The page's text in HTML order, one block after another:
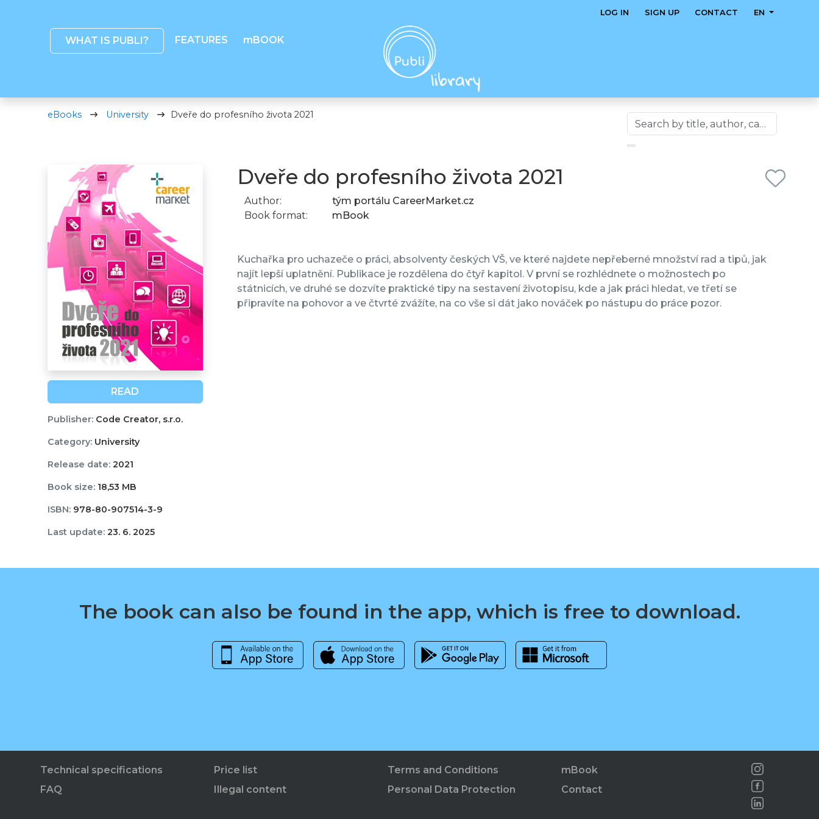
WHAT IS PUBLI? FEATURES mBOOK
LOG IN SIGN UP CONTACT EN
eBooks University Dveře do profesního života 2021
READ
Publisher:Code Creator, s.r.o.
Category:University
Release date:2021
Book size:18,53 MB
ISBN:978-80-907514-3-9
Last update:23. 6. 2025
Dveře do profesního života 2021
Author:
tým portálu CareerMarket.cz
Book format:
mBook
Kuchařka pro uchazeče o práci, absolventy českých VŠ, ve které najdete nepřeberné množství rad a tipů, jak
najít lepší uplatnění. Publikace je rozdělena do čtyř kapitol. V první se rozhlédnete o možnostech po
státnicích, ve druhé se dozvíte praktické tipy na sestavení životopisu, kde a jak práci hledat, ve třetí se
připravíte na pohovor a ve čtvrté zvážíte, na co vše si dát jako nováček po nástupu do práce pozor.
The book can also be found in the app, which is free to download.
Technical specifications
FAQ
Price list
Illegal content
Terms and Conditions
Personal Data Protection
mBook
Contact